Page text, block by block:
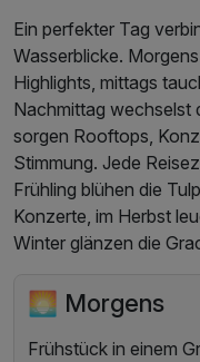
Ein perfekter Tag
Wasserblicke.
Highlights, mittags
Nachmittag wechselst
sorgen Rooftops,
Stimmung. Jede
Frühling blühen die
Konzerte, im Herbst
Winter glänzen die
🌅 Morgens
Frühstück in einem